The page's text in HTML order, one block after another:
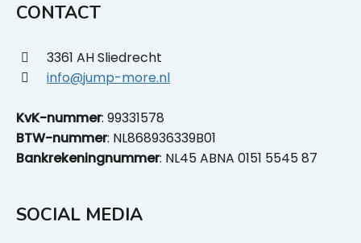
CONTACT
3361 AH Sliedrecht
info@jump-more.nl
KvK-nummer: 99331578
BTW-nummer: NL868936339B01
Bankrekeningnummer: NL45 ABNA 0151 5545 87
SOCIAL MEDIA